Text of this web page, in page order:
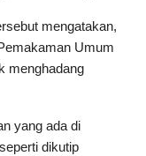
mengatakan,
Umum
menghadang
yang ada di
dikutip